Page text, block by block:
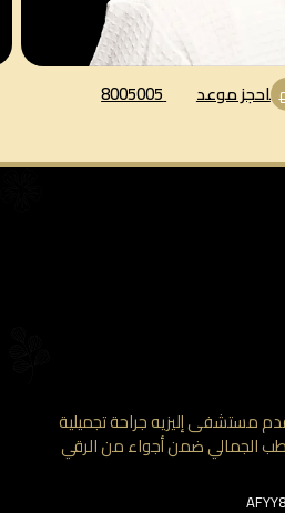
موعد 8005005
إليزيه جراحة تجميلية
ضمن أجواء من الرقي